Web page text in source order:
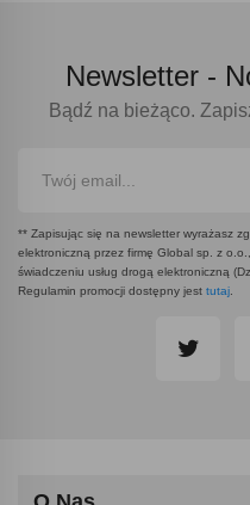
Newsletter -
Bądź na bieżąco.
** Zapisując się na newsletter wyrażasz
elektroniczną przez firmę Global sp. z
świadczeniu usług drogą elektroniczną
Regulamin promocji dostępny jest tutaj.